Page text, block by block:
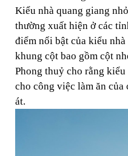
Kiểu nhà quang giang
thường xuất hiện ở các
điểm nổi bật của kiểu
khung cột bao gồm cột
Phong thuỷ cho rằng
cho công việc làm ăn
át.